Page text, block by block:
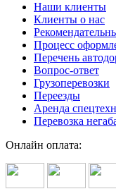
Наши клиенты
Клиенты о нас
Процесс
Перечень
Вопрос-ответ
Грузоперевозки
Переезды
Аренда
Перевозка
Онлайн оплата: